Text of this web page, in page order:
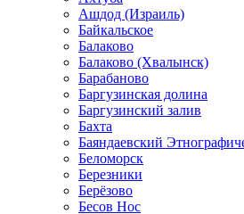
Ашдод (Израиль)
Байкальское
Балаково
Балаково (Хвалынск)
Барабаново
Баргузинская долина
Баргузинский залив
Бахта
Баяндаевский
Беломорск
Березники
Берёзово
Бесов Нос